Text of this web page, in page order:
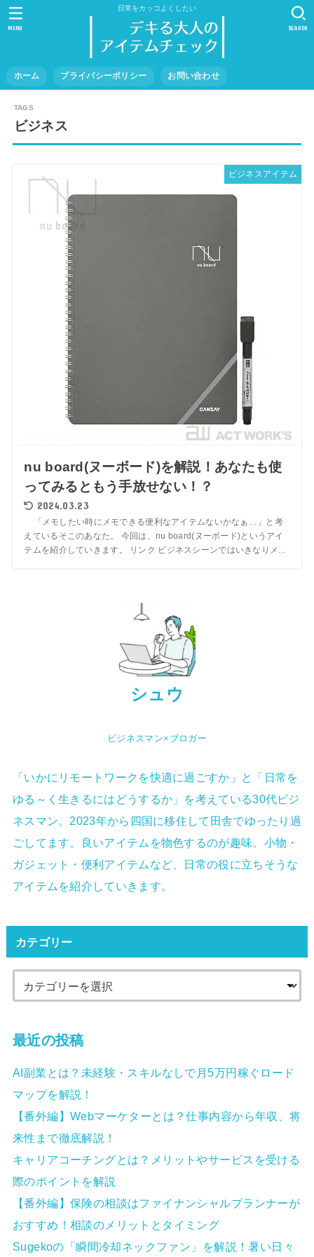
日常をカッコよくしたい
ホーム プライバシーポリシー お問い合わせ
SEARCH
MENU
ビジネス
ビジネスアイテム
nu board(ヌーボード)を解説！あなたも使
ってみるともう手放せない！？
2024.03.23
「メモしたい時にメモできる便利なアイテムないかなぁ…」と考
えているそこのあなた。 今回は、nu board(ヌーボード)というアイ
テムを紹介していきます。 リンク ビジネスシーンではいきなりメ...
シュウ
ビジネスマン×ブロガー
「いかにリモートワークを快適に過ごすか」と「日常を
ゆる～く生きるにはどうするか」を考えている30代ビジ
ネスマン。2023年から四国に移住して田舎でゆったり過
ごしてます。良いアイテムを物色するのが趣味。小物・
ガジェット・便利アイテムなど、日常の役に立ちそうな
アイテムを紹介していきます。
カテゴリー
最近の投稿
AI副業とは？未経験・スキルなしで月5万円稼ぐロード
マップを解説！
【番外編】Webマーケターとは？仕事内容から年収、将
来性まで徹底解説！
キャリアコーチングとは？メリットやサービスを受ける
際のポイントを解説
【番外編】保険の相談はファイナンシャルプランナーが
おすすめ！相談のメリットとタイミング
Sugekoの「瞬間冷却ネックファン」を解説！暑い日々